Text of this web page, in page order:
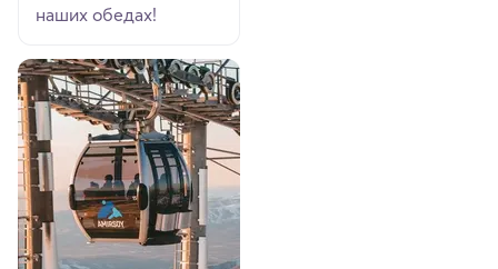
наших обедах!